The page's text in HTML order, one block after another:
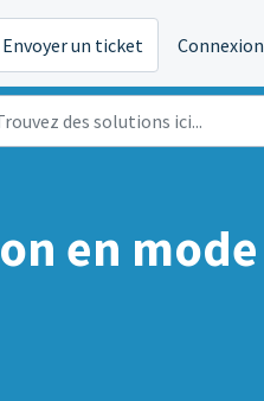
Envoyer un ticket Connexion
en mode